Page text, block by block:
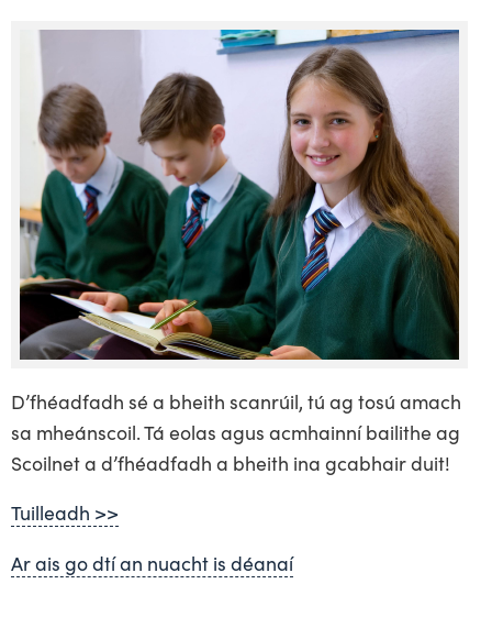
D’fhéadfadh sé a bheith scanrúil, tú ag tosú amach
sa mheánscoil. Tá eolas agus acmhainní bailithe ag
Scoilnet a d’fhéadfadh a bheith ina gcabhair duit!
Tuilleadh >>
Ar ais go dtí an nuacht is déanaí